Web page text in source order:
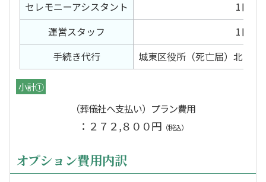
セレモニーアシスタント
1日間
運営スタッフ
1日間
手続き代行
城東区役所（死亡届）北斎
小計①
（葬儀社へ支払い）プラン費用
：２７２,８００円 （税込）
オプション費用内訳